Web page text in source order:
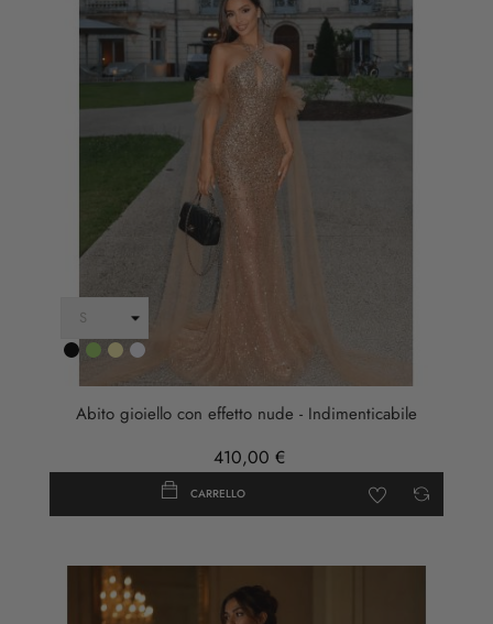
NeroVerde
OroARGENTO
Abito gioiello con effetto nude - Indimenticabile
410,00 €
CARRELLO